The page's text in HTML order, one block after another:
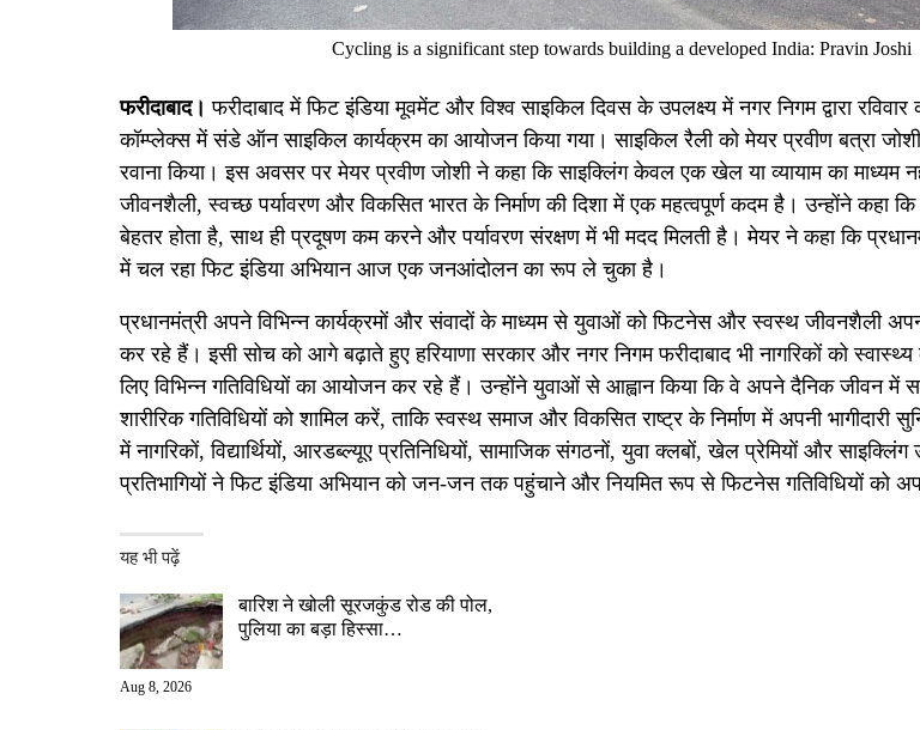
Cycling is a significant step towards building a developed India: Pravin Joshi
फरीदाबाद। फरीदाबाद में फिट इंडिया मूवमेंट और विश्व साइकिल दिवस के उपलक्ष्य में नगर निगम द्वारा
कॉम्प्लेक्स में संडे ऑन साइकिल कार्यक्रम का आयोजन किया गया। साइकिल रैली को मेयर प्रवीण बत्रा
रवाना किया। इस अवसर पर मेयर प्रवीण जोशी ने कहा कि साइक्लिंग केवल एक खेल या व्यायाम का माध्यम
जीवनशैली, स्वच्छ पर्यावरण और विकसित भारत के निर्माण की दिशा में एक महत्वपूर्ण कदम है। उन्होंने कहा
बेहतर होता है, साथ ही प्रदूषण कम करने और पर्यावरण संरक्षण में भी मदद मिलती है। मेयर ने कहा कि
में चल रहा फिट इंडिया अभियान आज एक जनआंदोलन का रूप ले चुका है।
प्रधानमंत्री अपने विभिन्न कार्यक्रमों और संवादों के माध्यम से युवाओं को फिटनेस और स्वस्थ जीवनशैली
कर रहे हैं। इसी सोच को आगे बढ़ाते हुए हरियाणा सरकार और नगर निगम फरीदाबाद भी नागरिकों को
लिए विभिन्न गतिविधियों का आयोजन कर रहे हैं। उन्होंने युवाओं से आह्वान किया कि वे अपने दैनिक जीवन में
शारीरिक गतिविधियों को शामिल करें, ताकि स्वस्थ समाज और विकसित राष्ट्र के निर्माण में अपनी भागीदारी
में नागरिकों, विद्यार्थियों, आरडब्ल्यूए प्रतिनिधियों, सामाजिक संगठनों, युवा क्लबों, खेल प्रेमियों और साइक्लिंग
प्रतिभागियों ने फिट इंडिया अभियान को जन-जन तक पहुंचाने और नियमित रूप से फिटनेस गतिविधियों को
यह भी पढ़ें
बारिश ने खोली सूरजकुंड रोड की पोल,
पुलिया का बड़ा हिस्सा…
Aug 8, 2026